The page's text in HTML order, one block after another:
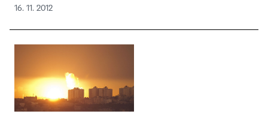
16. 11. 2012